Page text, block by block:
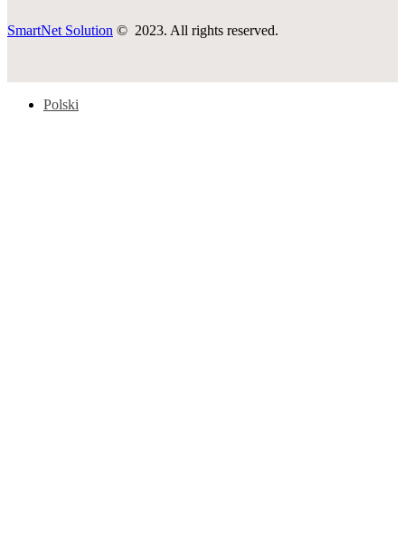
SmartNet Solution © 2023. All rights reserved.
Polski